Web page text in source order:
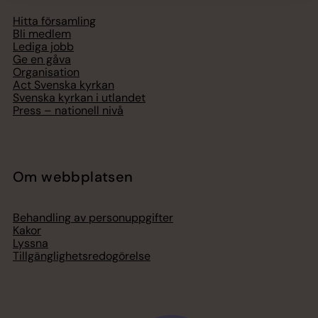
Hitta församling
Bli medlem
Lediga jobb
Ge en gåva
Organisation
Act Svenska kyrkan
Svenska kyrkan i utlandet
Press – nationell nivå
Om webbplatsen
Behandling av personuppgifter
Kakor
Lyssna
Tillgänglighetsredogörelse